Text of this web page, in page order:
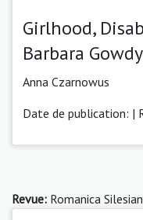
Girlhood,
Barbara
Anna Czarnowus
Date de publication: |
Revue: Romanica